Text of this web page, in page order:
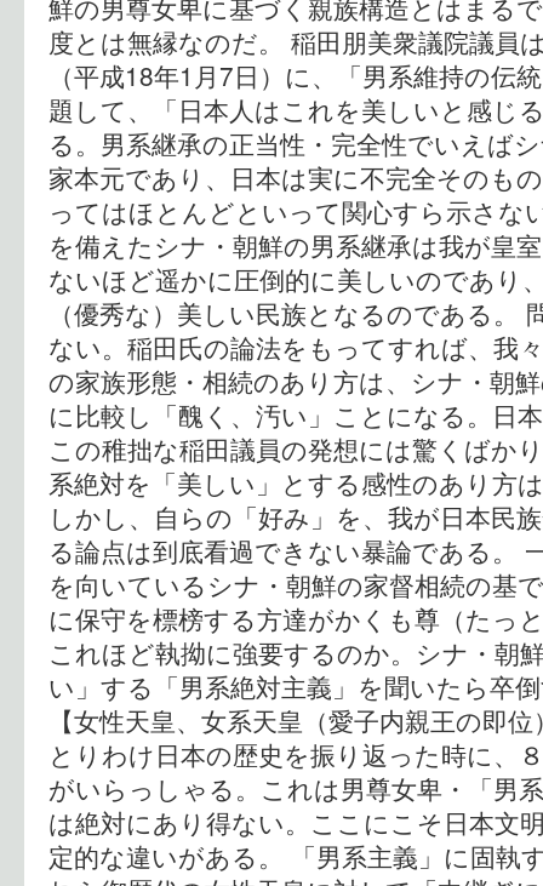
鮮の男尊女卑に基づく親族構造とはまる
度とは無縁なのだ。 稲田朋美衆議院議員
（平成18年1月7日）に、「男系維持の伝
題して、「日本人はこれを美しいと感じ
る。男系継承の正当性・完全性でいえば
家本元であり、日本は実に不完全そのも
ってはほとんどといって関心すら示さな
を備えたシナ・朝鮮の男系継承は我が皇
ないほど遥かに圧倒的に美しいのであり
（優秀な）美しい民族となるのである。
ない。稲田氏の論法をもってすれば、我
の家族形態・相続のあり方は、シナ・朝
に比較し「醜く、汚い」ことになる。日
この稚拙な稲田議員の発想には驚くばか
系絶対を「美しい」とする感性のあり方
しかし、自らの「好み」を、我が日本民
る論点は到底看過できない暴論である。
を向いているシナ・朝鮮の家督相続の基
に保守を標榜する方達がかくも尊（たっ
これほど執拗に強要するのか。シナ・朝
い」する「男系絶対主義」を聞いたら卒
【女性天皇、女系天皇（愛子内親王の即
とりわけ日本の歴史を振り返った時に、
がいらっしゃる。これは男尊女卑・「男
は絶対にあり得ない。ここにこそ日本文
定的な違いがある。 「男系主義」に固執